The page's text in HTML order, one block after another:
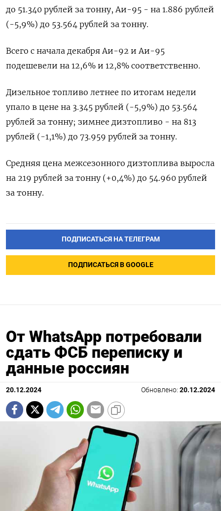
до 51.340 рублей за тонну, Аи-95 - на 1.886 рублей
(-5,9%) до 53.564 рублей за тонну.
Всего с начала декабря Аи-92 и Аи-95
подешевели на 12,6% и 12,8% соответственно.
Дизельное топливо летнее по итогам недели
упало в цене на 3.345 рублей (-5,9%) до 53.564
рублей за тонну; зимнее дизтопливо - на 813
рублей (-1,1%) до 73.959 рублей за тонну.
Средняя цена межсезонного дизтоплива выросла
на 219 рублей за тонну (+0,4%) до 54.960 рублей
за тонну.
ПОДПИСАТЬСЯ НА ТЕЛЕГРАМ
ПОДПИСАТЬСЯ В GOOGLE
От WhatsApp потребовали
сдать ФСБ переписку и
данные россиян
20.12.2024 Обновлено: 20.12.2024